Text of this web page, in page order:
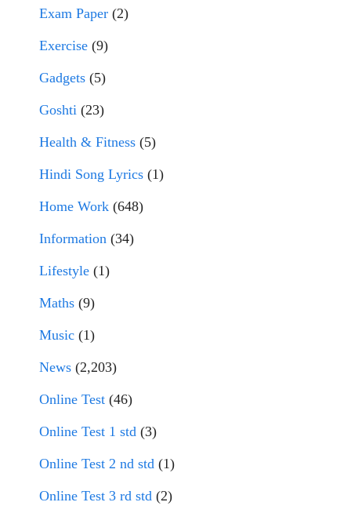
Exam Paper (2)
Exercise (9)
Gadgets (5)
Goshti (23)
Health & Fitness (5)
Hindi Song Lyrics (1)
Home Work (648)
Information (34)
Lifestyle (1)
Maths (9)
Music (1)
News (2,203)
Online Test (46)
Online Test 1 std (3)
Online Test 2 nd std (1)
Online Test 3 rd std (2)